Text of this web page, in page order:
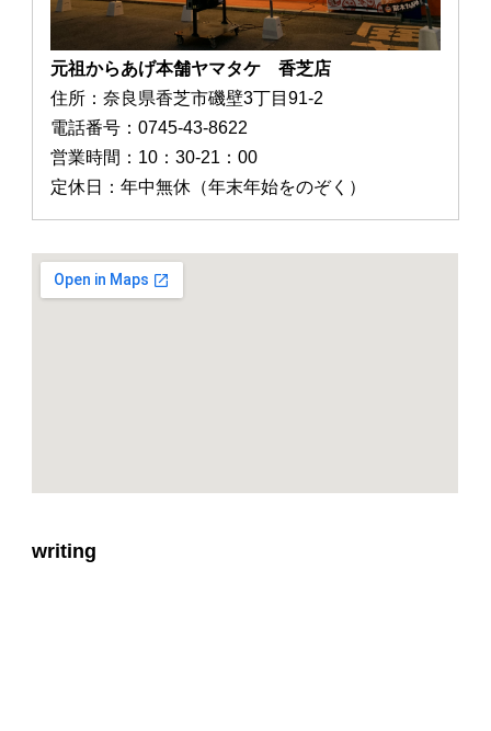
元祖からあげ本舗ヤマタケ 香芝店
住所：奈良県香芝市磯壁3丁目91-2
電話番号：0745-43-8622
営業時間：10：30-21：00
定休日：年中無休（年末年始をのぞく）
writing